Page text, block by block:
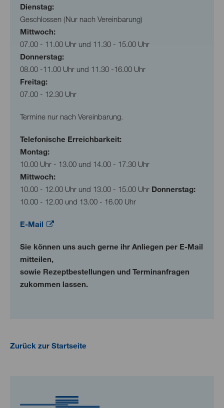
Dienstag:
Geschlossen (Nur nach Vereinbarung)
Mittwoch:
07.00 - 11.00 Uhr und 11.30 - 15.00 Uhr
Donnerstag:
08.00 -11.00 Uhr und 11.30 -16.00 Uhr
Freitag:
07.00 - 12.30 Uhr
Termine nur nach Vereinbarung.
Telefonische Erreichbarkeit:
Montag:
10.00 Uhr - 13.00 und 14.00 - 17.30 Uhr
Mittwoch:
10.00 - 12.00 Uhr und 13.00 - 15.00 Uhr Donnerstag:
10.00 - 12.00 und 13.00 - 16.00 Uhr
E-Mail
Sie können uns auch gerne ihr Anliegen per E-Mail
mitteilen,
sowie Rezeptbestellungen und Terminanfragen
zukommen lassen.
Zurück zur Startseite